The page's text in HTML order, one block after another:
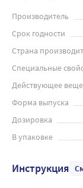
Производитель
Срок годности
Страна
Специальные
Действующее
Форма выпуска
Дозировка
В упаковке
Инструкция